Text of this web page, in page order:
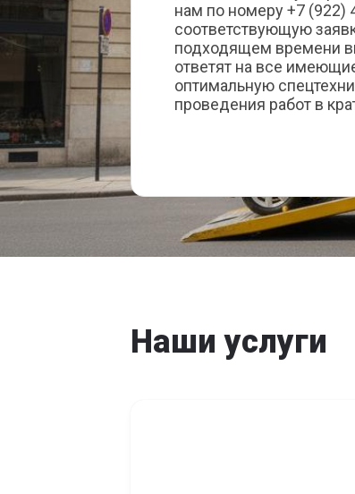
нам по номеру +7 (922)
соответствующую
подходящем времени
ответят на все
оптимальную
проведения работ в
Наши услуги